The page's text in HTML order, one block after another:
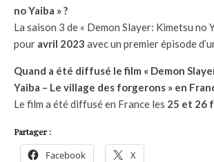
no Yaiba » ?
La saison 3 de « Demon Slayer: Kimetsu no
pour avril 2023 avec un premier épisode
Quand a été diffusé le film « Demon
Yaiba – Le village des forgerons » en
Le film a été diffusé en France les 25 et 26
Partager :
Facebook X